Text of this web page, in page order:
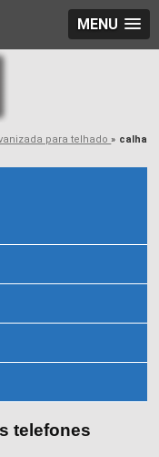
MENU
para telhado» calha
telefones